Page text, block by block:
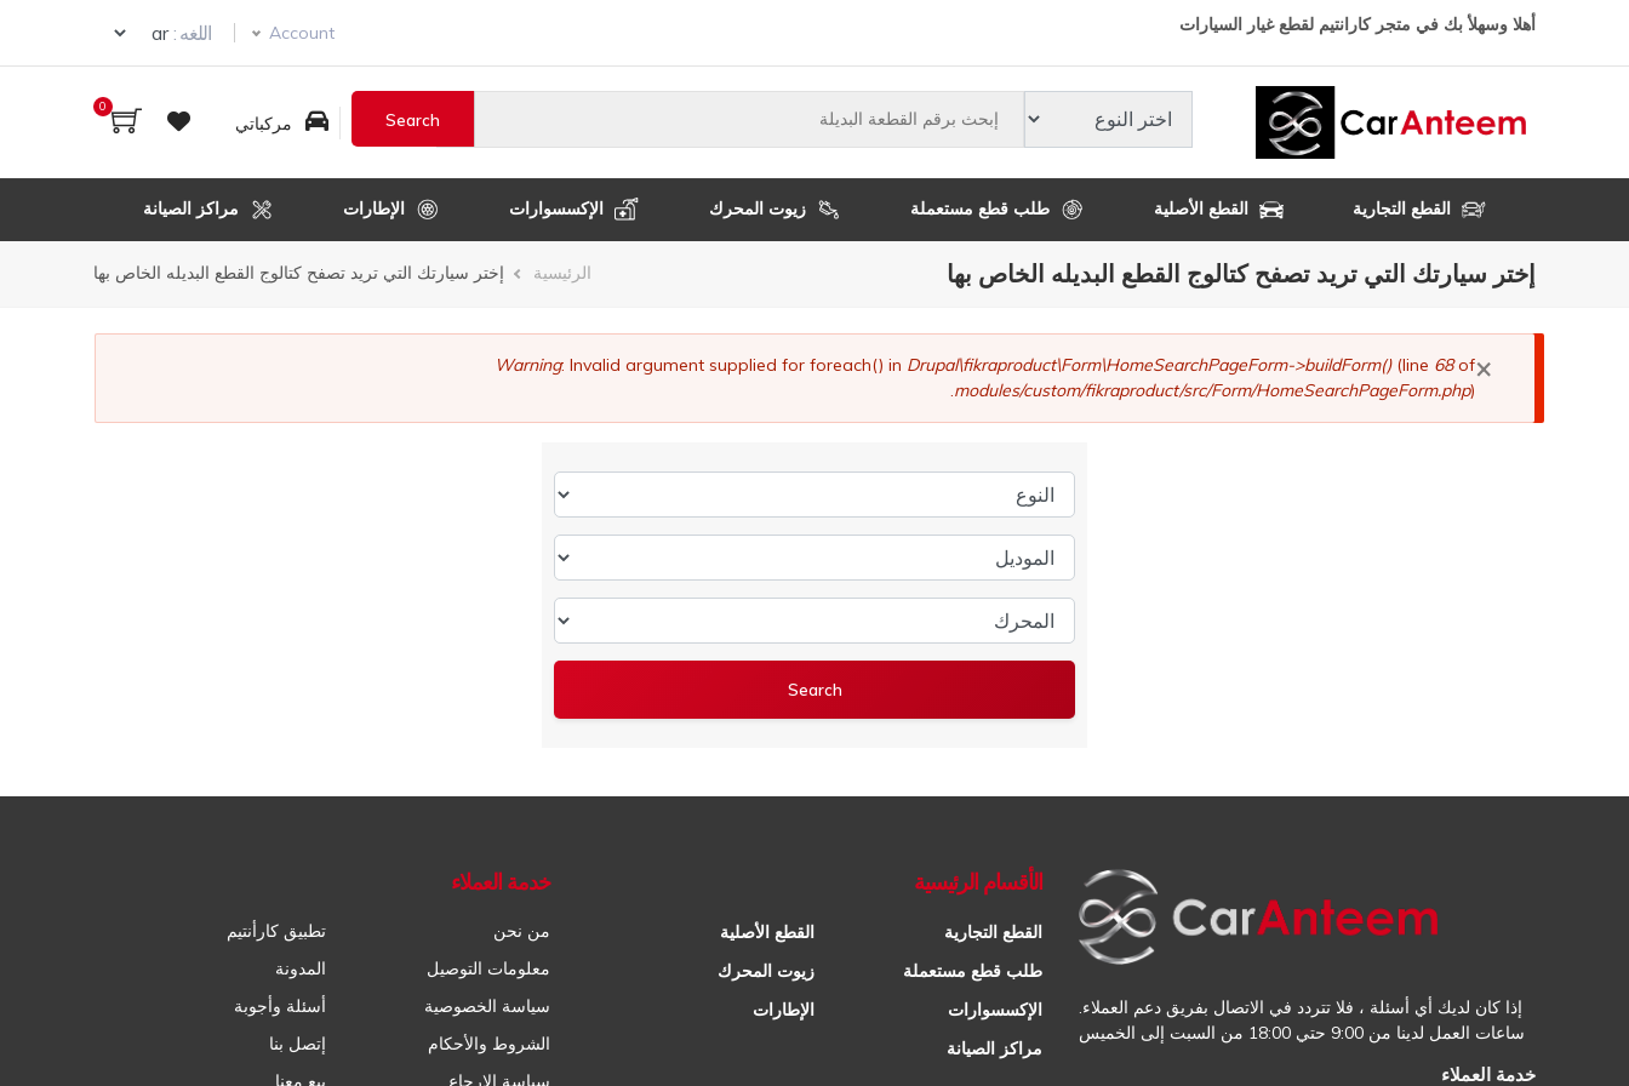
المحتوى
أهلا وسهلأ بك في متجر كارانتيم لقطع غيار السيارات Account اللغه :
مركباتي
0
القطع التجارية القطع الأصلية طلب قطع مستعملة زيوت المحرك الإكسسوارات الإطارات مراكز الصيانة
إختر سيارتك التي تريد تصفح كتالوج القطع البديله الخاص بها
مسار
التنقل
الرئيسية إختر سيارتك التي تريد تصفح كتالوج القطع البديله الخاص بها
×
رسالة
الخطأ
Warning: Invalid argument supplied for foreach() in Drupal\fikraproduct\Form\HomeSearchPageForm->buildForm()(line 68of
modules/custom/fikraproduct/src/Form/HomeSearchPageForm.php).
النوع
الموديل
المحرك
إذا كان لديك أي أسئلة ، فلا تتردد في الاتصال بفريق دعم العملاء.
ساعات العمل لدينا من 9:00 حتي 18:00 من السبت إلى الخميس
خدمة العملاء
الأقسام الرئيسية
القطع التجارية
القطع الأصلية
طلب قطع مستعملة
زيوت المحرك
الإكسسوارات
الإطارات
مراكز الصيانة
خدمة العملاء
من نحن
تطبيق كارأنتيم
معلومات التوصيل
المدونة
سياسة الخصوصية
أسئلة وأجوبة
الشروط والأحكام
إتصل بنا
سياسة الإرجاع
بيع معنا